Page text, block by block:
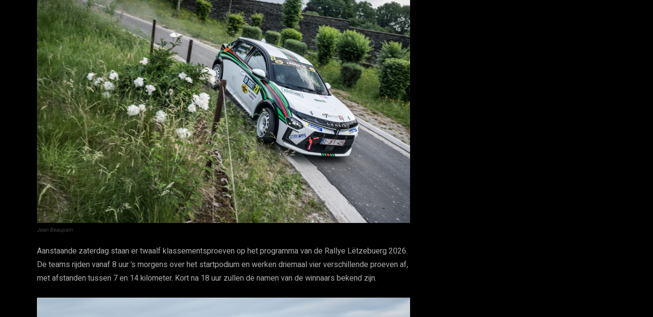
Jean Beaupain
Aanstaande zaterdag staan er twaalf klassementsproeven op het programma van de Rallye Lëtzebuerg 2026.
De teams rijden vanaf 8 uur ’s morgens over het startpodium en werken driemaal vier verschillende proeven af,
met afstanden tussen 7 en 14 kilometer. Kort na 18 uur zullen de namen van de winnaars bekend zijn.